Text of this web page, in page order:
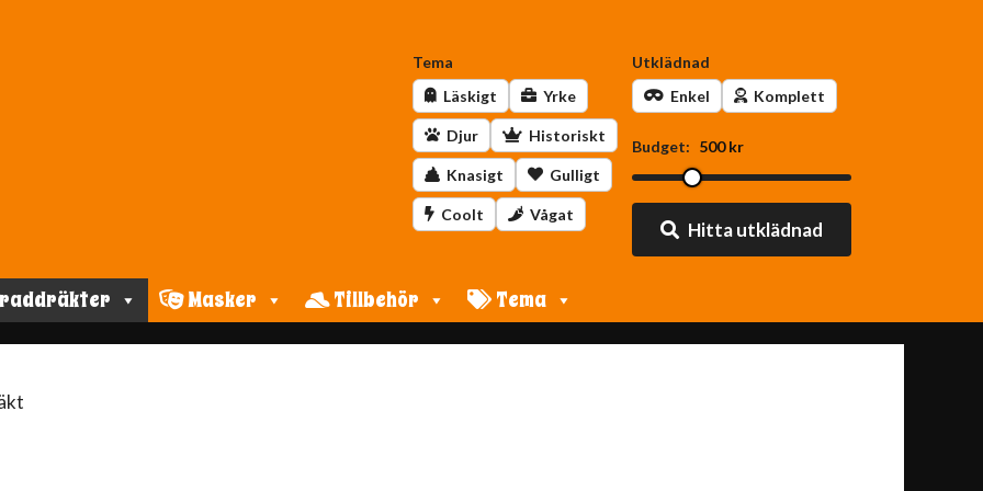
Tema
Läskigt
Yrke
Djur Historiskt
Knasigt Gulligt
Coolt Vågat
Utklädnad
Enkel
Komplett
Budget: 500 kr
Hitta utklädnad
Masker Tillbehör Tema